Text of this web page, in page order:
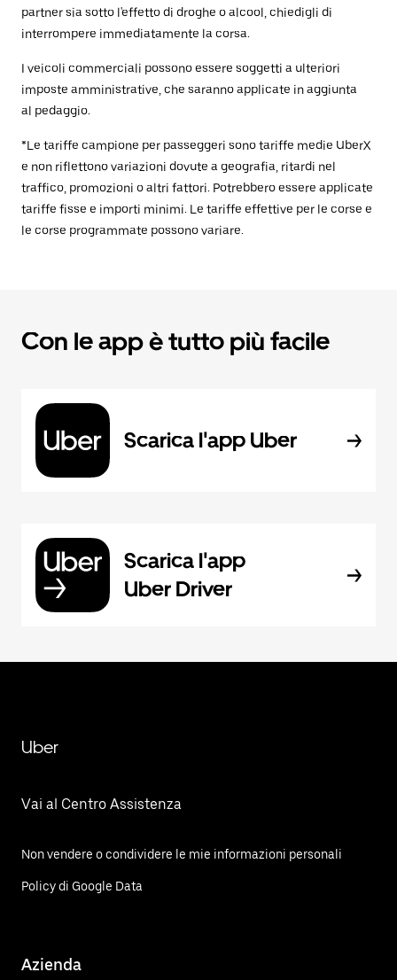
partner sia sotto l'effetto di droghe o alcool, chiedigli di
interrompere immediatamente la corsa.
I veicoli commerciali possono essere soggetti a ulteriori
imposte amministrative, che saranno applicate in aggiunta
al pedaggio.
*Le tariffe campione per passeggeri sono tariffe medie UberX
e non riflettono variazioni dovute a geografia, ritardi nel
traffico, promozioni o altri fattori. Potrebbero essere applicate
tariffe fisse e importi minimi. Le tariffe effettive per le corse e
le corse programmate possono variare.
Con le app è tutto più facile
Scarica l'app Uber
Scarica l'app
Uber Driver
Uber
Vai al Centro Assistenza
Non vendere o condividere le mie informazioni personali
Policy di Google Data
Azienda